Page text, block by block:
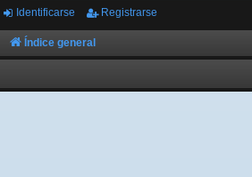
or
os
Identificarse Registrarse
Índice general